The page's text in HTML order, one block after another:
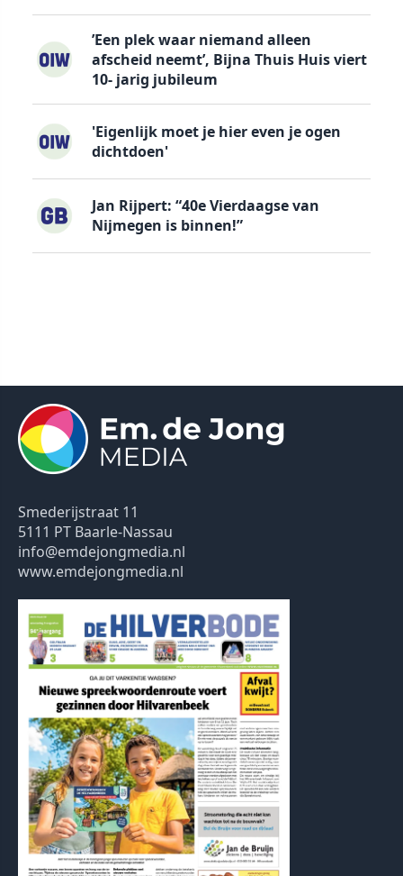
’Een plek waar niemand alleen
afscheid neemt’, Bijna Thuis Huis viert
10- jarig jubileum
'Eigenlijk moet je hier even je ogen
dichtdoen'
Jan Rijpert: “40e Vierdaagse van
Nijmegen is binnen!”
Smederijstraat 11
5111 PT Baarle-Nassau
info@emdejongmedia.nl
www.emdejongmedia.nl